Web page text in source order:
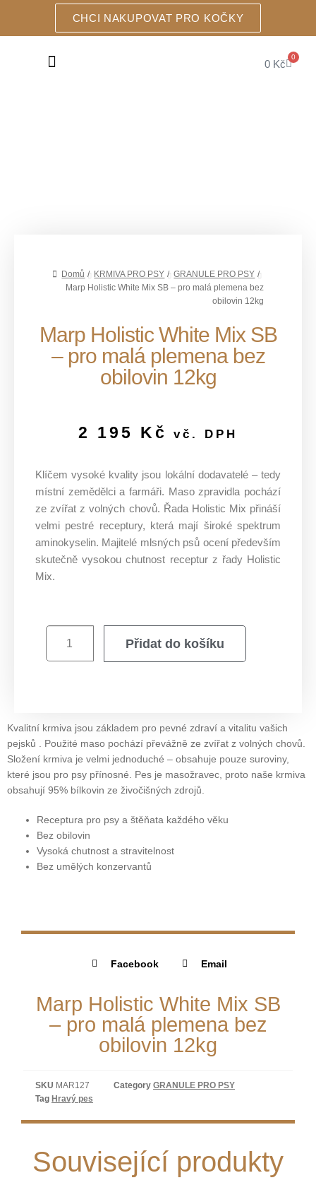
CHCI NAKUPOVAT PRO KOČKY
0 Kč
0
Domů / KRMIVA PRO PSY / GRANULE PRO PSY /
Marp Holistic White Mix SB – pro malá plemena bez
obilovin 12kg
Marp Holistic White Mix SB
– pro malá plemena bez
obilovin 12kg
2 195 Kč vč. DPH
Klíčem vysoké kvality jsou lokální dodavatelé – tedy
místní zemědělci a farmáři. Maso zpravidla pochází
ze zvířat z volných chovů. Řada Holistic Mix přináší
velmi pestré receptury, která mají široké spektrum
aminokyselin. Majitelé mlsných psů ocení především
skutečně vysokou chutnost receptur z řady Holistic
Mix.
Přidat do košíku
Kvalitní krmiva jsou základem pro pevné zdraví a vitalitu vašich
pejsků . Použité maso pochází převážně ze zvířat z volných chovů.
Složení krmiva je velmi jednoduché – obsahuje pouze suroviny,
které jsou pro psy přínosné. Pes je masožravec, proto naše krmiva
obsahují 95% bílkovin ze živočišných zdrojů.
Receptura pro psy a štěňata každého věku
Bez obilovin
Vysoká chutnost a stravitelnost
Bez umělých konzervantů
Facebook Email
Marp Holistic White Mix SB
– pro malá plemena bez
obilovin 12kg
SKU MAR127 Category GRANULE PRO PSY
Tag Hravý pes
Související produkty